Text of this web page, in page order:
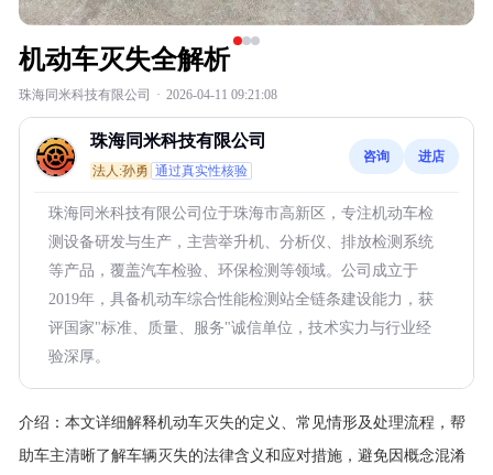
机动车灭失全解析
珠海同米科技有限公司 · 2026-04-11 09:21:08
珠海同米科技有限公司
法人:孙勇 通过真实性核验
咨询 进店
珠海同米科技有限公司位于珠海市高新区，专注机动车检
测设备研发与生产，主营举升机、分析仪、排放检测系统
等产品，覆盖汽车检验、环保检测等领域。公司成立于
2019年，具备机动车综合性能检测站全链条建设能力，获
评国家"标准、质量、服务"诚信单位，技术实力与行业经
验深厚。
介绍： 本文详细解释机动车灭失的定义、常见情形及处理流程，帮
助车主清晰了解车辆灭失的法律含义和应对措施，避免因概念混淆